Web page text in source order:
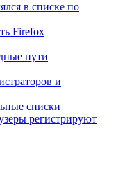
в списке по
Firefox
пути
и
списки
регистрируют